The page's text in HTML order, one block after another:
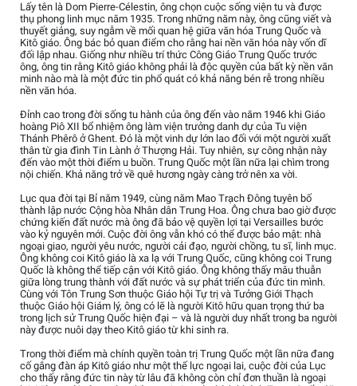
Lấy tên là Dom Pierre-Célestin, ông chọn cuộc sống viện tu và được
thụ phong linh mục năm 1935. Trong những năm này, ông cũng viết và
thuyết giảng, suy ngẫm về mối quan hệ giữa văn hóa Trung Quốc và
Kitô giáo. Ông bác bỏ quan điểm cho rằng hai nền văn hóa này vốn dĩ
đối lập nhau. Giống như nhiều trí thức Công Giáo Trung Quốc trước
ông, ông tin rằng Kitô giáo không phải là độc quyền của bất kỳ nền văn
minh nào mà là một đức tin phổ quát có khả năng bén rễ trong nhiều
nền văn hóa.
Đỉnh cao trong đời sống tu hành của ông đến vào năm 1946 khi Giáo
hoàng Piô XII bổ nhiệm ông làm viện trưởng danh dự của Tu viện
Thánh Phêrô ở Ghent. Đó là một vinh dự lớn lao đối với một người xuất
thân từ gia đình Tin Lành ở Thượng Hải. Tuy nhiên, sự công nhận này
đến vào một thời điểm u buồn. Trung Quốc một lần nữa lại chìm trong
nội chiến. Khả năng trở về quê hương ngày càng trở nên xa vời.
Lục qua đời tại Bỉ năm 1949, cùng năm Mao Trạch Đông tuyên bố
thành lập nước Cộng hòa Nhân dân Trung Hoa. Ông chưa bao giờ được
chứng kiến đất nước mà ông đã bảo vệ quyền lợi tại Versailles bước
vào kỷ nguyên mới. Cuộc đời ông vẫn khó có thể được bảo mật: nhà
ngoại giao, người yêu nước, người cải đạo, người chồng, tu sĩ, linh mục.
Ông không coi Kitô giáo là xa lạ với Trung Quốc, cũng không coi Trung
Quốc là không thể tiếp cận với Kitô giáo. Ông không thấy mâu thuẫn
giữa lòng trung thành với đất nước và sự phát triển của đức tin mình.
Cùng với Tôn Trung Sơn thuộc Giáo hội Tự trị và Tưởng Giới Thạch
thuộc Giáo hội Giám lý, ông có lẽ là người Kitô hữu quan trọng thứ ba
trong lịch sử Trung Quốc hiện đại – và là người duy nhất trong ba người
này được nuôi dạy theo Kitô giáo từ khi sinh ra.
Trong thời điểm mà chính quyền toàn trị Trung Quốc một lần nữa đang
cố gắng đàn áp Kitô giáo như một thế lực ngoại lai, cuộc đời của Lục
cho thấy rằng đức tin này từ lâu đã không còn chỉ đơn thuần là ngoại